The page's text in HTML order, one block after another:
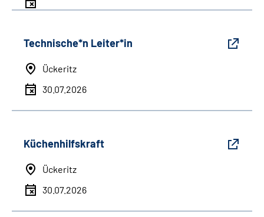
Technische*n Leiter*in
Ückeritz
30.07.2026
Küchenhilfskraft
Ückeritz
30.07.2026